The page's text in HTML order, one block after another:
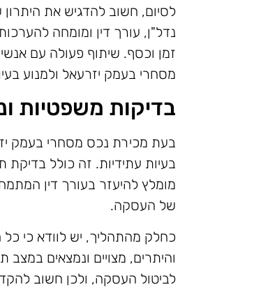
לסיום, חשוב להדגיש את
נדל"ן, עורך דין ומומחה
זמן וכסף. שיתוף פעולה עם
מסחרי בעמק יזרעאל ולמנוע
בדיקות משפטיות
בעת מכירת נכס מסחרי בעמק
בעיות עתידיות. זה כולל בדיקת
מומלץ להיעזר בעורך דין
של העסקה.
כחלק מהתהליך, יש לוודא כי
והיתרים, מצויים ונמצאים במצב
לביטול העסקה, ולכן חשוב